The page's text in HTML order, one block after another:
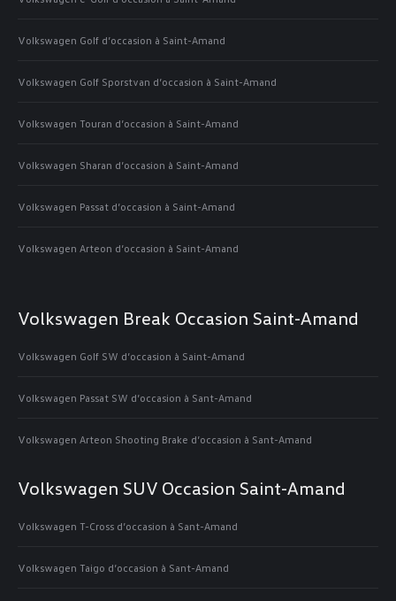
Volkswagen Golf d’occasion à Saint-Amand
Volkswagen Golf Sporstvan d’occasion à Saint-Amand
Volkswagen Touran d’occasion à Saint-Amand
Volkswagen Sharan d’occasion à Saint-Amand
Volkswagen Passat d’occasion à Saint-Amand
Volkswagen Arteon d’occasion à Saint-Amand
Volkswagen Break Occasion Saint-Amand
Volkswagen Golf SW d’occasion à Saint-Amand
Volkswagen Passat SW d’occasion à Sant-Amand
Volkswagen Arteon Shooting Brake d’occasion à Sant-Amand
Volkswagen SUV Occasion Saint-Amand
Volkswagen T-Cross d’occasion à Sant-Amand
Volkswagen Taigo d’occasion à Sant-Amand